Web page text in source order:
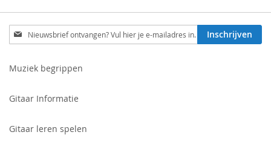
Schrijf
je
voor
Inschrijven
Muziek begrippen
Gitaar Informatie
Gitaar leren spelen